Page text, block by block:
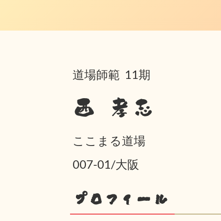
道場師範 11期
西 孝志
ここまる道場
007-01/大阪
プロフィール